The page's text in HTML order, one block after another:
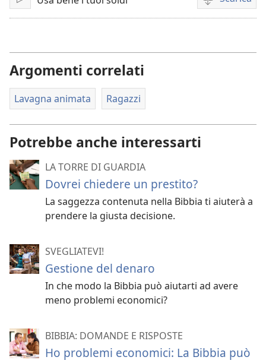
Play
Opzioni
per
Argomenti correlati
Lavagna animata Ragazzi
Potrebbe anche interessarti
LA TORRE DI GUARDIA
Dovrei chiedere un prestito?
La saggezza contenuta nella Bibbia ti aiuterà a
prendere la giusta decisione.
SVEGLIATEVI!
Gestione del denaro
In che modo la Bibbia può aiutarti ad avere
meno problemi economici?
BIBBIA: DOMANDE E RISPOSTE
Ho problemi economici: La Bibbia può